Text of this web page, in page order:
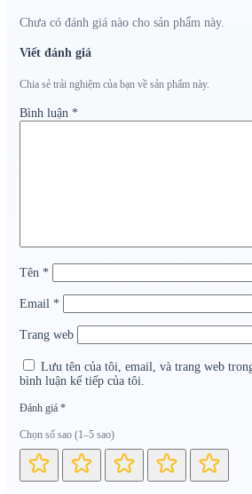
Chưa có đánh giá nào cho sản phẩm này.
Viết đánh giá
Chia sẻ trải nghiệm của bạn về sản phẩm này.
Bình luận *
Tên *
Email *
Trang web
Lưu tên của tôi, email, và trang web
bình luận kế tiếp của tôi.
Đánh giá *
Chọn số sao (1–5 sao)